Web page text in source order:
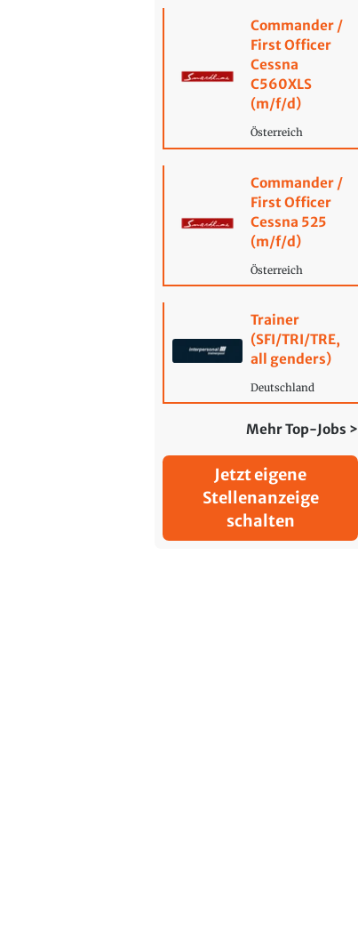
Commander /
First Officer
Cessna
C560XLS
(m/f/d)
Österreich
Commander /
First Officer
Cessna 525
(m/f/d)
Österreich
Trainer
(SFI/TRI/TRE,
all genders)
Deutschland
Mehr Top-Jobs >
Jetzt eigene
Stellenanzeige
schalten